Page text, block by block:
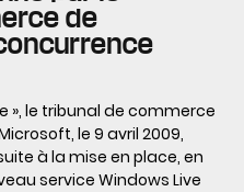
de
», le tribunal de commerce
le 9 avril 2009,
à la mise en place, en
service Windows Live